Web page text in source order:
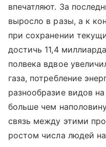
впечатляют. За
выросло в разы, а к
при сохранении
достичь 11,4
полвека вдвое
газа, потребление
разнообразие видов
больше чем
связь между этими
ростом числа людей